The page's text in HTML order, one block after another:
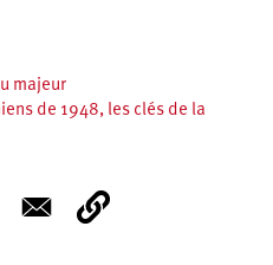
majeur
de 1948, les clés de la